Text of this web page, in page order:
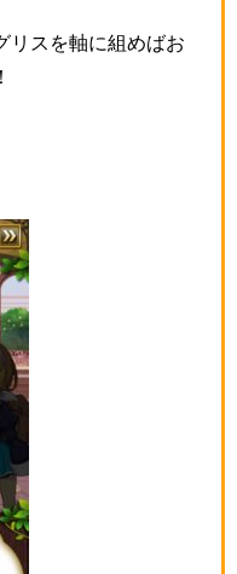
リスを軸に組めばお